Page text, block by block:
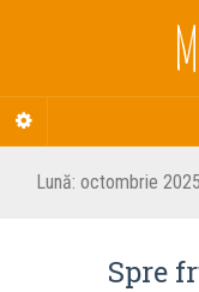
Lună: octombrie 2025
Spre